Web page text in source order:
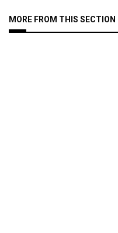
MORE FROM THIS SECTION